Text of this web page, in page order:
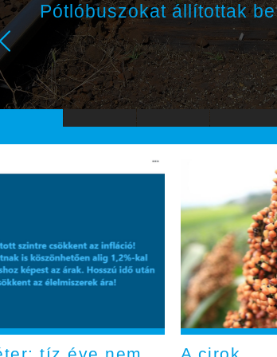
Pótlóbuszokat állítottak be